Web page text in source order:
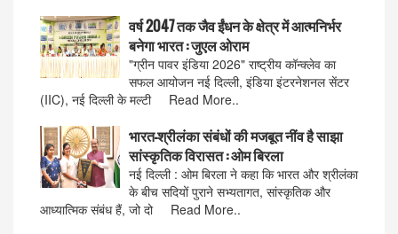
वर्ष 2047 तक जैव ईंधन के क्षेत्र में आत्मनिर्भर
बनेगा भारत : जुएल ओराम
"ग्रीन पावर इंडिया 2026" राष्ट्रीय कॉन्क्लेव का
सफल आयोजन नई दिल्ली, इंडिया इंटरनेशनल सेंटर
(IIC), नई दिल्ली के मल्टी Read More..
भारत-श्रीलंका संबंधों की मजबूत नींव है साझा
सांस्कृतिक विरासत : ओम बिरला
नई दिल्ली : ओम बिरला ने कहा कि भारत और श्रीलंका
के बीच सदियों पुराने सभ्यतागत, सांस्कृतिक और
आध्यात्मिक संबंध हैं, जो दो Read More..